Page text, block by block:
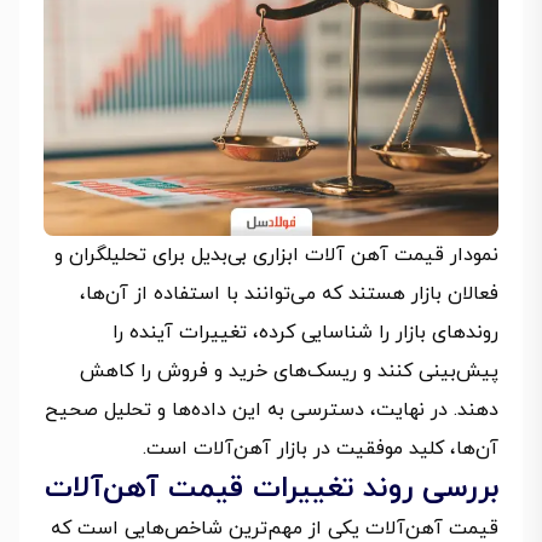
نمودار قیمت آهن آلات ابزاری بی‌بدیل برای تحلیلگران و
فعالان بازار هستند که می‌توانند با استفاده از آن‌ها،
روندهای بازار را شناسایی کرده، تغییرات آینده را
پیش‌بینی کنند و ریسک‌های خرید و فروش را کاهش
دهند. در نهایت، دسترسی به این داده‌ها و تحلیل صحیح
آن‌ها، کلید موفقیت در بازار آهن‌آلات است.
بررسی روند تغییرات قیمت آهن‌آلات
قیمت آهن‌آلات یکی از مهم‌ترین شاخص‌هایی است که